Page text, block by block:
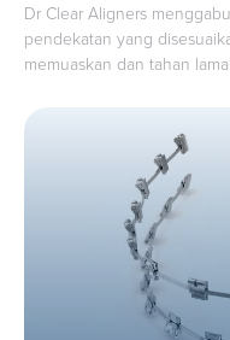
Dr Clear Aligners
pendekatan yang
memuaskan dan tahan lama.